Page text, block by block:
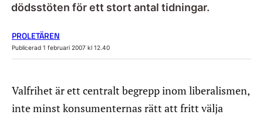
dödsstöten för ett stort antal tidningar.
PROLETÄREN
Publicerad 1 februari 2007 kl 12.40
Valfrihet är ett centralt begrepp inom liberalismen,
inte minst konsumenternas rätt att fritt välja